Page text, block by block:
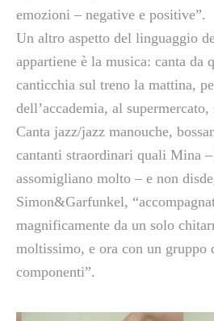
emozioni – negative e positive”.
Un altro aspetto del linguaggio
appartiene è la musica: canta da
canticchia sul treno la mattina,
dell’accademia, al
Canta jazz/jazz manouche,
cantanti straordinari quali Mina
assomigliano molto – e non
Simon&Garfunkel,
magnificamente da un solo
moltissimo, e ora con un gruppo
componenti”.